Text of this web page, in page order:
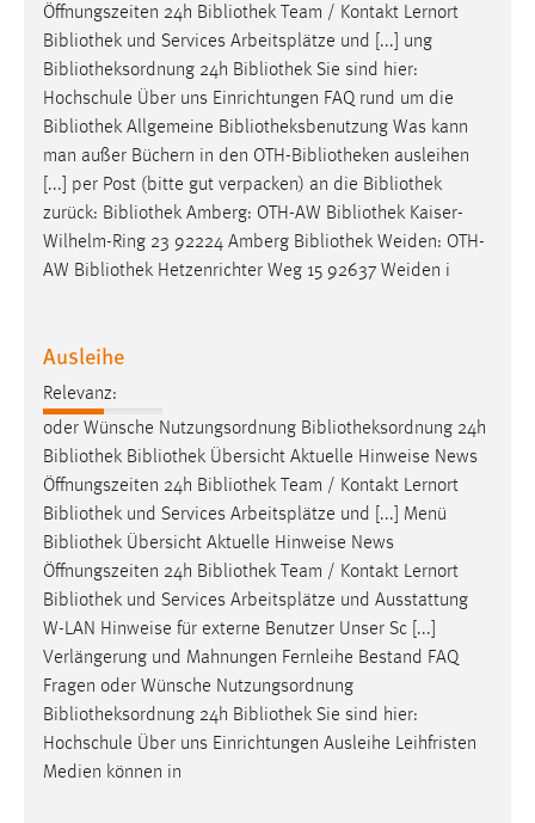
Öffnungszeiten 24h Bibliothek Team / Kontakt Lernort
Bibliothek und Services Arbeitsplätze und [...] ung
Bibliotheksordnung 24h Bibliothek Sie sind hier:
Hochschule Über uns Einrichtungen FAQ rund um die
Bibliothek Allgemeine Bibliotheksbenutzung Was kann
man außer Büchern in den OTH-Bibliotheken ausleihen
[...] per Post (bitte gut verpacken) an die Bibliothek
zurück: Bibliothek Amberg: OTH-AW Bibliothek Kaiser-
Wilhelm-Ring 23 92224 Amberg Bibliothek Weiden: OTH-
AW Bibliothek Hetzenrichter Weg 15 92637 Weiden i
Ausleihe
Relevanz:
oder Wünsche Nutzungsordnung Bibliotheksordnung 24h
Bibliothek Bibliothek Übersicht Aktuelle Hinweise News
Öffnungszeiten 24h Bibliothek Team / Kontakt Lernort
Bibliothek und Services Arbeitsplätze und [...] Menü
Bibliothek Übersicht Aktuelle Hinweise News
Öffnungszeiten 24h Bibliothek Team / Kontakt Lernort
Bibliothek und Services Arbeitsplätze und Ausstattung
W-LAN Hinweise für externe Benutzer Unser Sc [...]
Verlängerung und Mahnungen Fernleihe Bestand FAQ
Fragen oder Wünsche Nutzungsordnung
Bibliotheksordnung 24h Bibliothek Sie sind hier:
Hochschule Über uns Einrichtungen Ausleihe Leihfristen
Medien können in
Anbieter:
Facebook
Zweck:
Conversion-Tracking
Cookie Laufzeit:
3 Monate
Plattformen anzeigen zu können, werden von diesen
externen Medien Cookies gesetzt.
YouTube
Vimeo